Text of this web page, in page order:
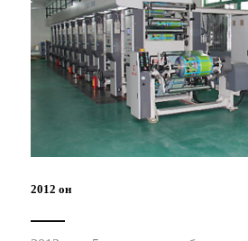
2012 он